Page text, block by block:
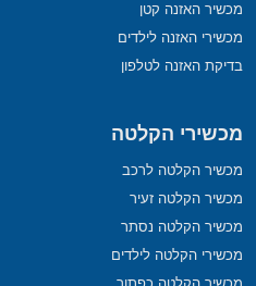
מכשיר האזנה קטן
מכשירי האזנה לילדים
בדיקת האזנה לטלפון
מכשירי הקלטה
מכשיר הקלטה לרכב
מכשיר הקלטה זעיר
מכשיר הקלטה נסתר
מכשירי הקלטה לילדים